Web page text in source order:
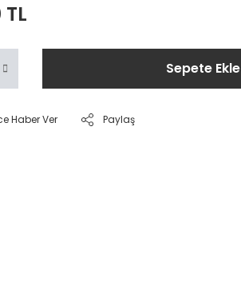
Sepete Ekle
Haber Ver Paylaş